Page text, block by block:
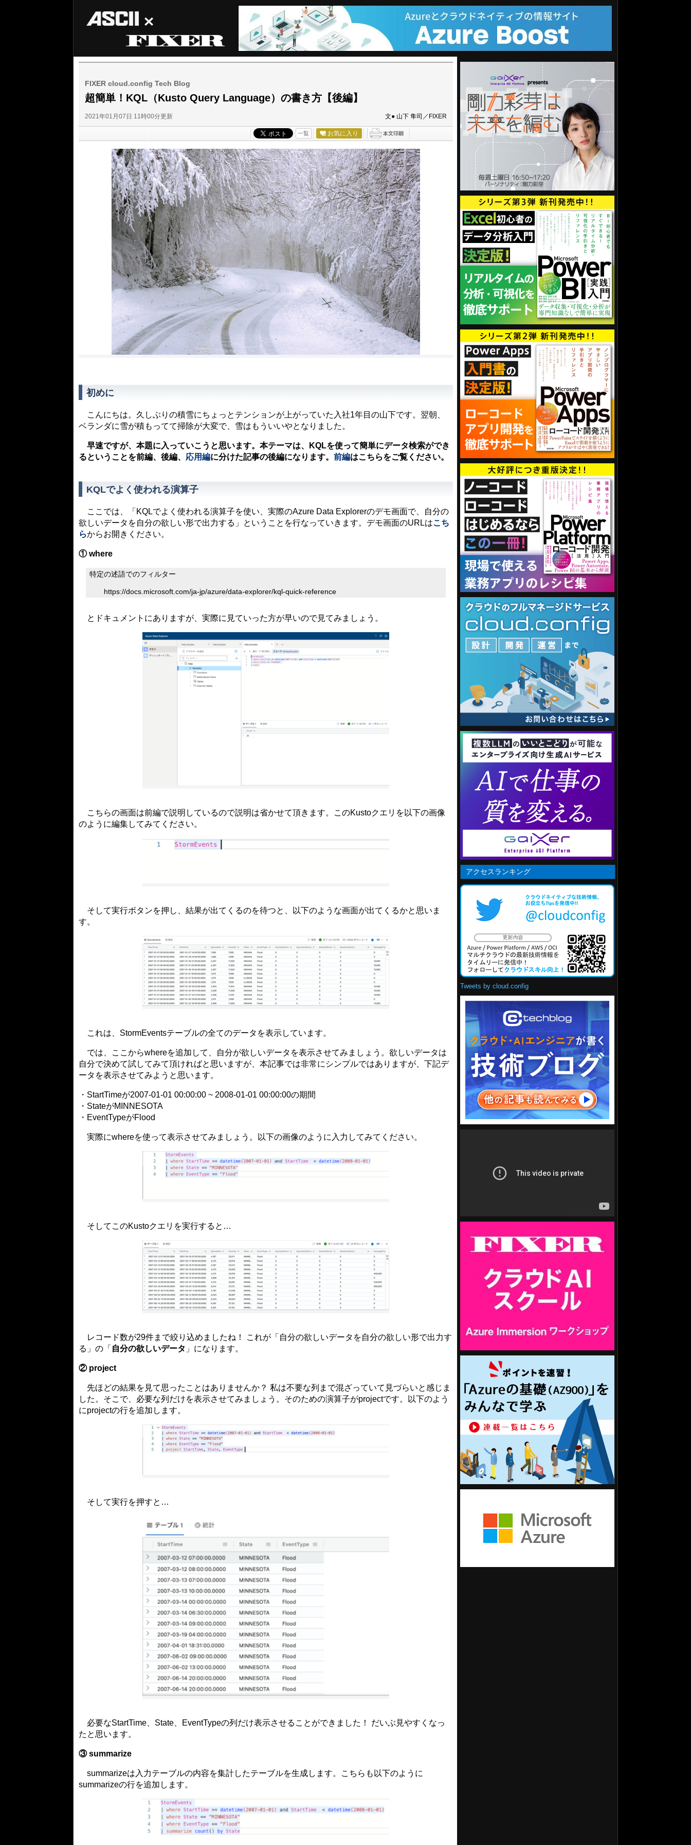
FIXER
FIXER cloud.config Tech Blog
超簡単！KQL（Kusto Query Language）の書き方【後編】
2021年01月07日 11時00分更新 文● 山下 隼司／FIXER
一覧 お気に入り
初めに
こんにちは。久しぶりの積雪にちょっとテンションが上がっていた入社1年目の山下です。翌朝、
ベランダに雪が積もってて掃除が大変で、雪はもういいやとなりました。
早速ですが、本題に入っていこうと思います。本テーマは、KQLを使って簡単にデータ検索ができ
るということを前編、後編、 応用編に分けた記事の後編になります。 前編はこちらをご覧ください。
KQLでよく使われる演算子
ここでは、「KQLでよく使われる演算子を使い、実際のAzure Data Explorerのデモ画面で、自分の
欲しいデータを自分の欲しい形で出力する」ということを行なっていきます。デモ画面のURLはこち
らからお開きください。
① where
特定の述語でのフィルター
https://docs.microsoft.com/ja-jp/azure/data-explorer/kql-quick-reference
とドキュメントにありますが、実際に見ていった方が早いので見てみましょう。
こちらの画面は前編で説明しているので説明は省かせて頂きます。このKustoクエリを以下の画像
のように編集してみてください。
そして実行ボタンを押し、結果が出てくるのを待つと、以下のような画面が出てくるかと思いま
す。
これは、StormEventsテーブルの全てのデータを表示しています。
では、ここからwhereを追加して、自分が欲しいデータを表示させてみましょう。欲しいデータは
自分で決めて試してみて頂ければと思いますが、本記事では非常にシンプルではありますが、下記デ
ータを表示させてみようと思います。
・StartTimeが2007-01-01 00:00:00 ~ 2008-01-01 00:00:00の期間
・StateがMINNESOTA
・EventTypeがFlood
実際にwhereを使って表示させてみましょう。以下の画像のように入力してみてください。
そしてこのKustoクエリを実行すると…
レコード数が29件まで絞り込めましたね！ これが「自分の欲しいデータを自分の欲しい形で出力す
る」の「 自分の欲しいデータ 」になります。
② project
先ほどの結果を見て思ったことはありませんか？ 私は不要な列まで混ざっていて見づらいと感じま
した。そこで、必要な列だけを表示させてみましょう。そのための演算子がprojectです。以下のよう
にprojectの行を追加します。
そして実行を押すと…
必要なStartTime、State、EventTypeの列だけ表示させることができました！ だいぶ見やすくなっ
たと思います。
③ summarize
summarizeは入力テーブルの内容を集計したテーブルを生成します。こちらも以下のように
summarizeの行を追加します。
アクセスランキング
Tweets by cloud.config